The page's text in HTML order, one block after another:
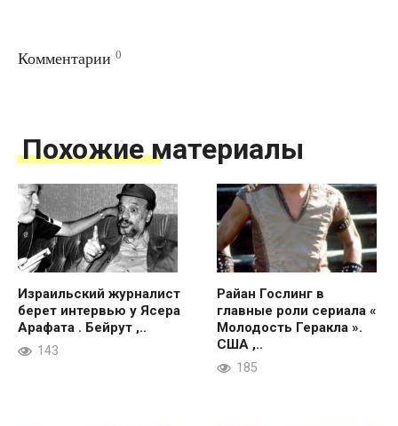
Комментарии 0
Похожие материалы
Израильский журналист
берет интервью у Ясера
Арафата . Бейрут ,..
143
Райан Гослинг в
главные роли сериала «
Молодость Геракла ».
США ,..
185